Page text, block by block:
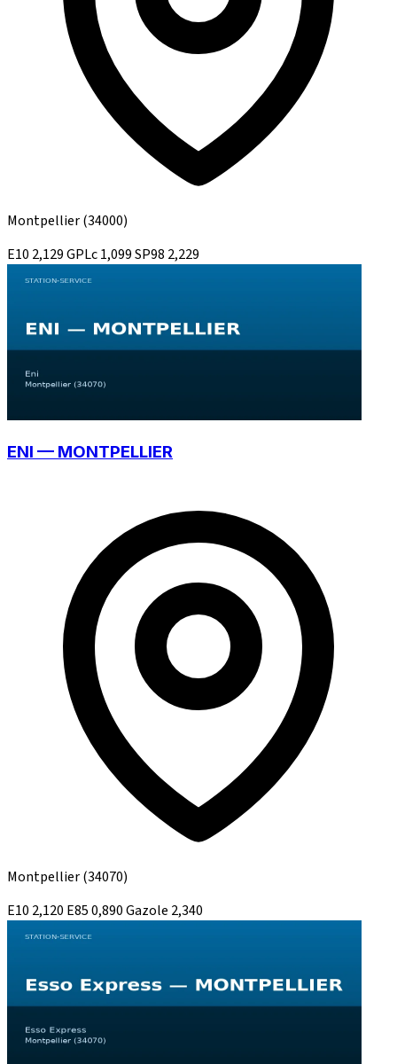
Montpellier(34000)
E10 2,129GPLc1,099SP98 2,229
ENI — MONTPELLIER
Montpellier(34070)
E10 2,120 E850,890Gazole 2,340